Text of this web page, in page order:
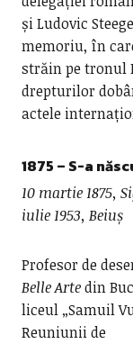
și Ludovic
memoriu, în
străin pe tronul
drepturilor
actele
1875 – S-a
10 martie 1875,
iulie 1953, Beiuș
Profesor de
Belle Artedin
liceul „Samuil
Reuniunii de